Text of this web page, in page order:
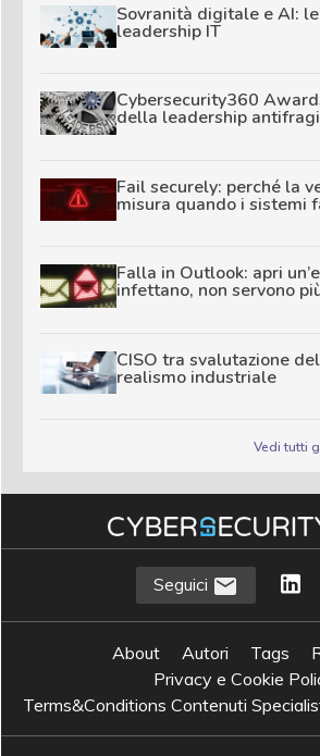
Sovranità digitale e AI:
leadership IT
Cybersecurity360
della leadership
Fail securely: perché la
misura quando i sistemi
Falla in Outlook: apri
infettano, non servono
CISO tra svalutazione
realismo industriale
Vedi tutti
Seguici
About Autori Tags
Privacy e Cookie
Terms&Conditions Contenuti